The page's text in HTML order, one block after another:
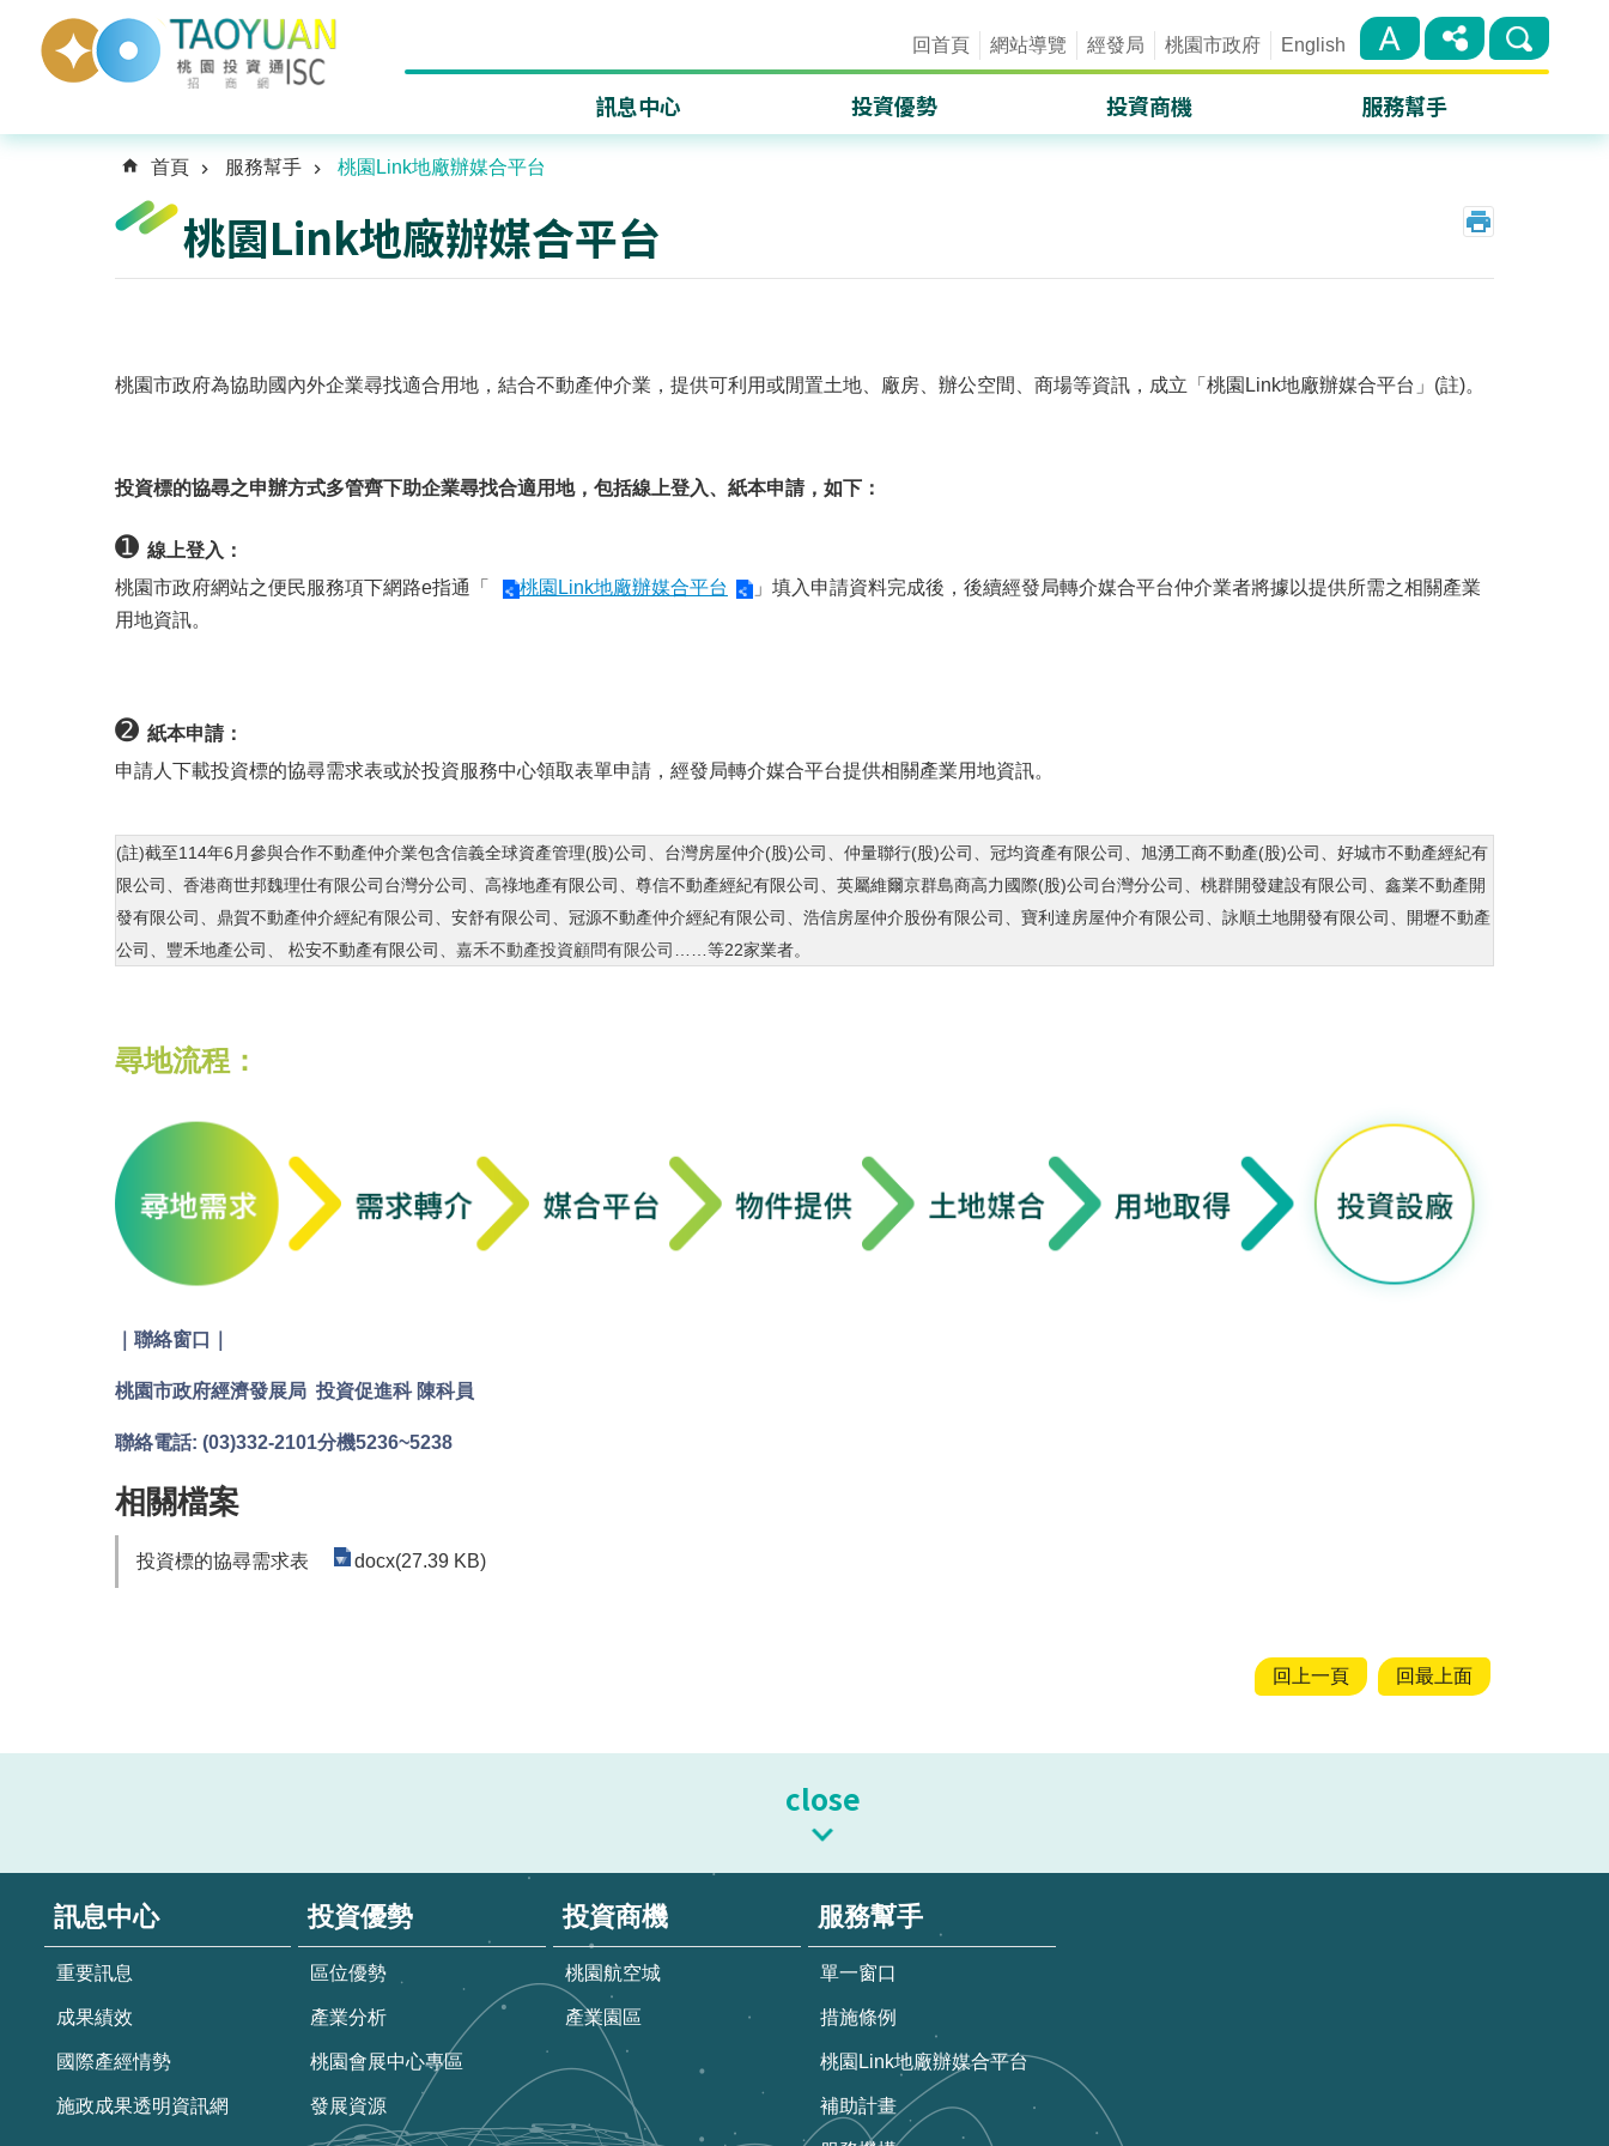
回首頁 網站導覽 經發局 桃園市政府 English
訊息中心
國際產經情勢
投資優勢 投資商機 服務幫手
首頁 服務幫手 桃園Link地廠辦媒合平台
桃園Link地廠辦媒合平台
桃園市政府為協助國內外企業尋找適合用地，結合不動產仲介業，提供可利用或閒置土地、廠房、辦公空間、商場等資訊，成立「桃園Link地廠辦媒合平台」(註)。
投資標的協尋之申辦方式多管齊下助企業尋找合適用地，包括線上登入、紙本申請，如下：
➊ 線上登入：
桃園市政府網站之便民服務項下網路e指通「
桃園Link地廠辦媒合平台
」填入申請資料完成後，後續經發局轉介媒合平台仲介業者將據以提供所需之相關產業
用地資訊。
➋ 紙本申請：
申請人下載投資標的協尋需求表或於投資服務中心領取表單申請，經發局轉介媒合平台提供相關產業用地資訊。
(註)截至114年6月參與合作不動產仲介業包含信義全球資產管理(股)公司、台灣房屋仲介(股)公司、仲量聯行(股)公司、冠均資產有限公司、旭湧工商不動產(股)公司、好城市不動產經紀有
限公司、香港商世邦魏理仕有限公司台灣分公司、高祿地產有限公司、尊信不動產經紀有限公司、英屬維爾京群島商高力國際(股)公司台灣分公司、桃群開發建設有限公司、鑫業不動產開
發有限公司、鼎賀不動產仲介經紀有限公司、安舒有限公司、冠源不動產仲介經紀有限公司、浩信房屋仲介股份有限公司、寶利達房屋仲介有限公司、詠順土地開發有限公司、開壢不動產
公司、豐禾地產公司
松安不動產有限公司 、嘉禾不動產投資顧問有限公司 ……等22家業者。
尋地流程：
｜聯絡窗口｜
桃園市政府經濟發展局 投資促進科 陳科員
聯絡電話: (03)332-2101分機5236~5238
相關檔案
投資標的協尋需求表 docx(27.39 KB)
回上一頁 回最上面
close
訊息中心
重要訊息
成果績效
國際產經情勢
施政成果透明資訊網
投資優勢
區位優勢
產業分析
桃園會展中心專區
發展資源
投資商機
桃園航空城
產業園區
服務幫手
單一窗口
措施條例
桃園Link地廠辦媒合平台
補助計畫